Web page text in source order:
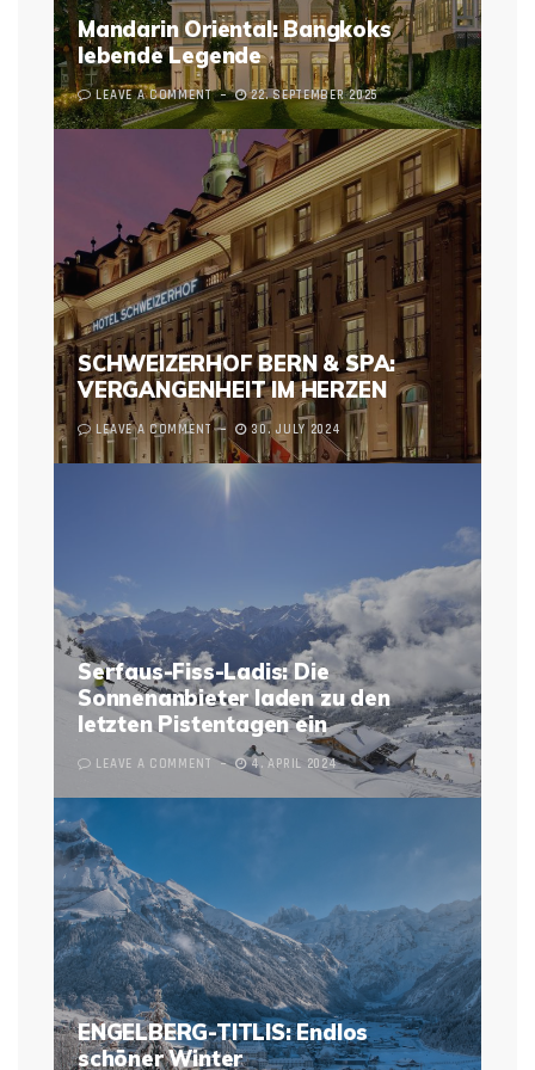
Mandarin Oriental: Bangkoks
lebende Legende
LEAVE A COMMENT 22. SEPTEMBER 2025
SCHWEIZERHOF BERN & SPA:
VERGANGENHEIT IM HERZEN
LEAVE A COMMENT 30. JULY 2024
Serfaus-Fiss-Ladis: Die
Sonnenanbieter laden zu den
letzten Pistentagen ein
LEAVE A COMMENT 4. APRIL 2024
ENGELBERG-TITLIS: Endlos
schöner Winter